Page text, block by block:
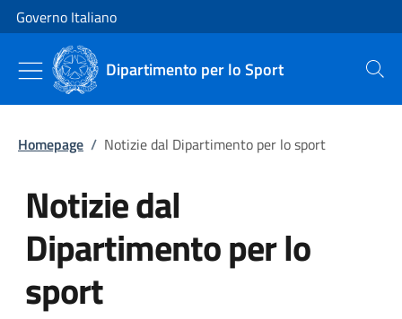
Vai al contenuto
Vai alla navigazione del sito
Governo Italiano
Dipartimento per lo Sport Cerca
Homepage / Notizie dal Dipartimento per lo sport
Notizie dal
Dipartimento per lo
sport